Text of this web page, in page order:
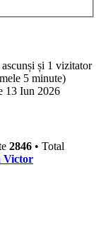
și 1 vizitator
5 minute)
13 Iun 2026
2846 • Total
Victor